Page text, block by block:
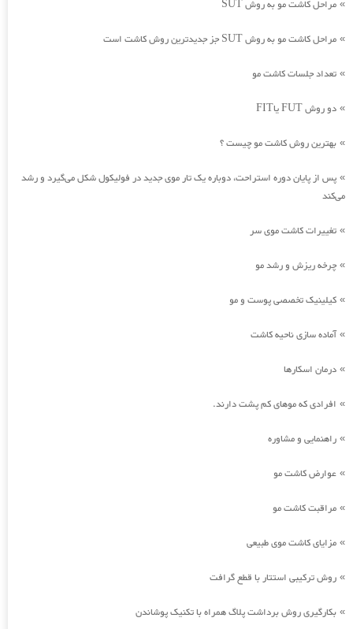
» مراحل کاشت مو به روش SUT
» مراحل کاشت مو به روش SUT جز جدیدترین روش کاشت است
» تعداد جلسات کاشت مو
» دو روش FUT یاFIT
» بهترین روش کاشت مو چیست ؟
» پس از پایان دوره استراحت، دوباره یک تار موی جدید در فولیکول شکل می‌گیرد و رشد
می‌کند
» تغییرات کاشت موی سر
» چرخه ریزش و رشد مو
» کیلینیک تخصصی پوست و مو
»آماده سازی ناحیه کاشت
» درمان اسکارها
» افرادی که موهای کم پشت دارند.
» راهنمایی و مشاوره
» عوارض کاشت مو
» مراقبت کاشت مو
» مزایای کاشت موی طبیعی
» روش ترکیبی استتار با قطع گرافت
» بکارگیری روش برداشت پلاگ همراه با تکنیک پوشاندن